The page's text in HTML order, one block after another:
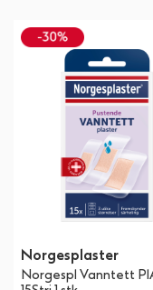
Norgesplaster
Norgespl Vanntett